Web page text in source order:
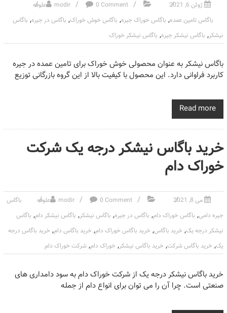
ژوئن 6, 2021 modir 0 Comment
علوفه
باگاس تامین عمده, باگاس خوراک جیره, باگاس خوش خوراک, باگاس در جیره, باگاس
نیشکر, باگاس نیشکر جیره, باگاس نیشکر خوراک
باگاس نیشکر به عنوان محصولی خوش خوراک برای تامین عمده در جیره
کاربرد فراوانی دارد. این محصول با کیفیت بالا از این گروه بازرگانی توزیع
Read more
خرید باگاس نیشکر درجه یک شرکت
خوراک دام
می 8, 2021 modir 0 Comment علوفه
باگاس
جیره دامی, باگاس خوراک دام, باگاس در جیره, باگاس نیشکر, باگاس نیشکر دام, باگاس
نیشکر درجه یک, خرید باگاس, خرید باگاس خوراک دام, خرید باگاس دام, خرید باگاس درجه
یک, خرید باگاس شرکت, خرید باگاس نیشکر, خوراک دام, شرکت خوراک دام
خرید باگاس نیشکر درجه یک از شرکت خوراک دام به سود دامداری های
صنعتی است. چرا آن را می توان برای انواع دام از جمله